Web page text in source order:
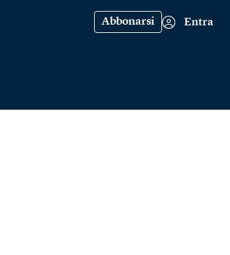
Abbonarsi Entra